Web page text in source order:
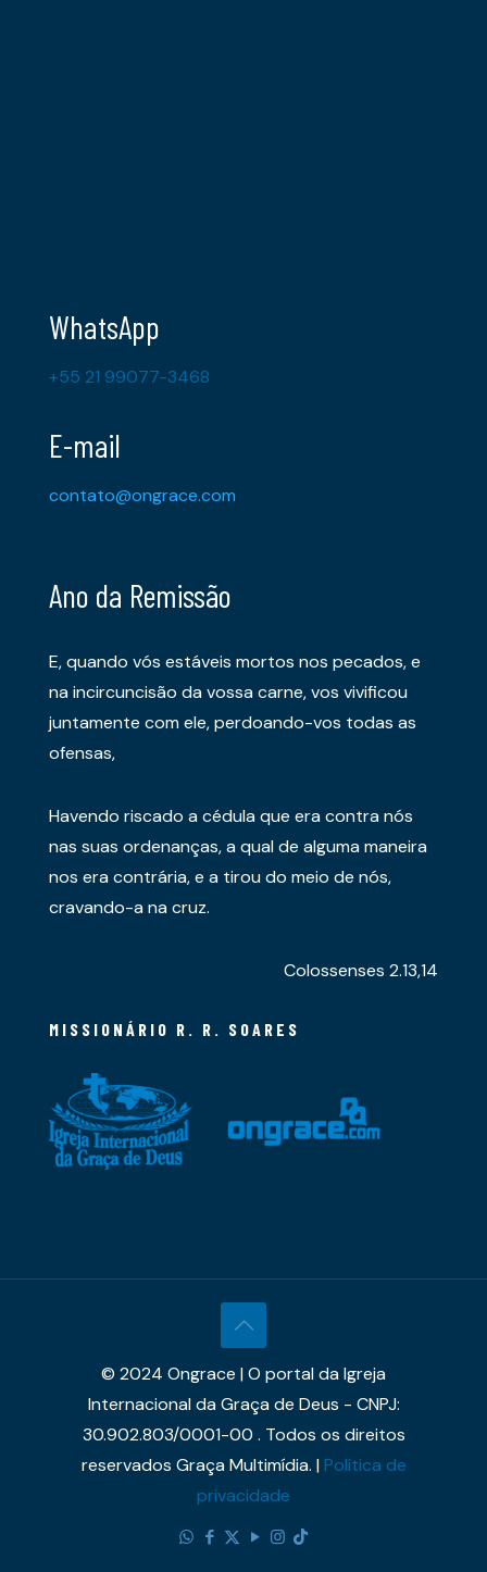
WhatsApp
+55 21 99077-3468
E-mail
contato@ongrace.com
Ano da Remissão
E, quando vós estáveis mortos nos pecados, e
na incircuncisão da vossa carne, vos vivificou
juntamente com ele, perdoando-vos todas as
ofensas,
Havendo riscado a cédula que era contra nós
nas suas ordenanças, a qual de alguma maneira
nos era contrária, e a tirou do meio de nós,
cravando-a na cruz.
Colossenses 2.13,14
MISSIONÁRIO R. R. SOARES
© 2024 Ongrace | O portal da Igreja
Internacional da Graça de Deus - CNPJ:
30.902.803/0001-00 . Todos os direitos
reservados Graça Multimídia. |Política de
privacidade